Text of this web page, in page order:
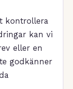
kontrollera
kan vi
eller en
godkänner